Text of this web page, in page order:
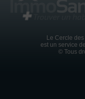
Le Cercle
est un service
© Tous